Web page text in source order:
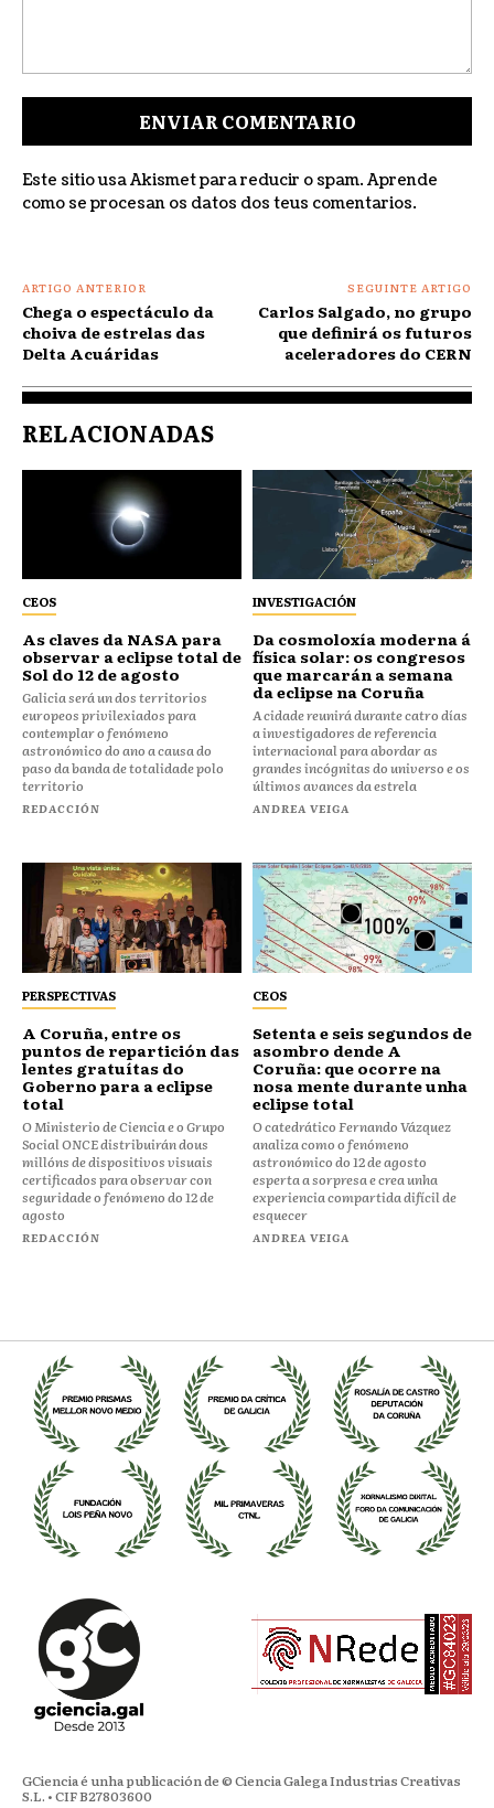
Este sitio usa Akismet para reducir o spam. Aprende
como se procesan os datos dos teus comentarios.
ARTIGO ANTERIOR
Chega o espectáculo da
choiva de estrelas das
Delta Acuáridas
SEGUINTE ARTIGO
Carlos Salgado, no grupo
que definirá os futuros
aceleradores do CERN
RELACIONADAS
CEOS
As claves da NASA para
observar a eclipse total de
Sol do 12 de agosto
Galicia será un dos territorios
europeos privilexiados para
contemplar o fenómeno
astronómico do ano a causa do
paso da banda de totalidade polo
territorio
REDACCIÓN
INVESTIGACIÓN
Da cosmoloxía moderna á
física solar: os congresos
que marcarán a semana
da eclipse na Coruña
A cidade reunirá durante catro días
a investigadores de referencia
internacional para abordar as
grandes incógnitas do universo e os
últimos avances da estrela
ANDREA VEIGA
PERSPECTIVAS
⁠⁠A Coruña, entre os
puntos de repartición das
lentes gratuítas do
Goberno para a eclipse
total
O Ministerio de Ciencia e o Grupo
Social ONCE distribuirán dous
millóns de dispositivos visuais
certificados para observar con
seguridade o fenómeno do 12 de
agosto
REDACCIÓN
CEOS
Setenta e seis segundos de
asombro dende A
Coruña: que ocorre na
nosa mente durante unha
eclipse total
O catedrático Fernando Vázquez
analiza como o fenómeno
astronómico do 12 de agosto
esperta a sorpresa e crea unha
experiencia compartida difícil de
esquecer
ANDREA VEIGA
GCiencia é unha publicación de © Ciencia Galega Industrias Creativas
S.L. • CIF B27803600